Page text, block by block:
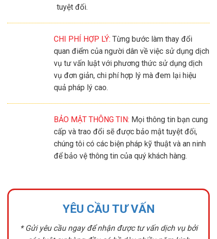
tuyệt đối.
CHI PHÍ HỢP LÝ: Từng bước làm thay đổi
quan điểm của người dân về việc sử dụng dịch
vụ tư vấn luật với phương thức sử dụng dịch
vụ đơn giản, chi phí hợp lý mà đem lại hiệu
quả pháp lý cao.
BẢO MẬT THÔNG TIN: Mọi thông tin bạn cung
cấp và trao đổi sẽ được bảo mật tuyệt đối,
chúng tôi có các biện pháp kỹ thuật và an ninh
để bảo vệ thông tin của quý khách hàng.
YÊU CẦU TƯ VẤN
* Gửi yêu cầu ngay để nhận được tư vấn dịch vụ bởi